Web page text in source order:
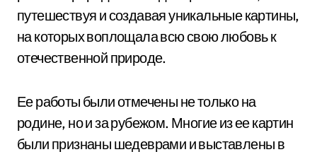
путешествуя и создавая уникальные картины,
на которых воплощала всю свою любовь к
отечественной природе.
Ее работы были отмечены не только на
родине, но и за рубежом. Многие из ее картин
были признаны шедеврами и выставлены в